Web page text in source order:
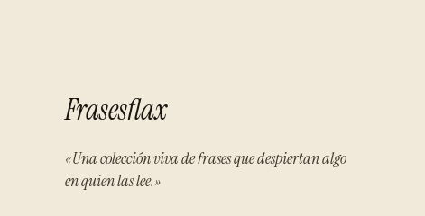
Frasesflax
«Una colección viva de frases que despiertan algo
en quien las lee.»